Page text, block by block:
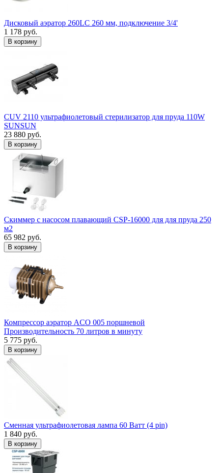
Дисковый аэратор 260LC 260 мм, подключение 3/4'
1 178 руб.
В корзину
CUV 2110 ультрафиолетовый стерилизатор для пруда 110W
SUNSUN
23 880 руб.
В корзину
Скиммер с насосом плавающий CSP-16000 для для пруда 250
м2
65 982 руб.
В корзину
Компрессор аэратор ACO 005 поршневой
Производительность 70 литров в минуту
5 775 руб.
В корзину
Сменная ультрафиолетовая лампа 60 Ватт (4 pin)
1 840 руб.
В корзину